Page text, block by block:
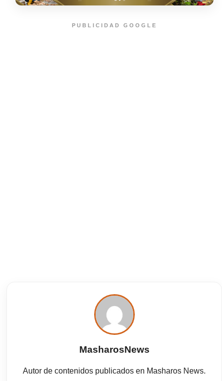
PUBLICIDAD GOOGLE
MasharosNews
Autor de contenidos publicados en Masharos News.